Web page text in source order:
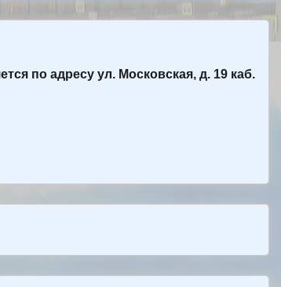
по адресу ул. Московская, д. 19 каб.